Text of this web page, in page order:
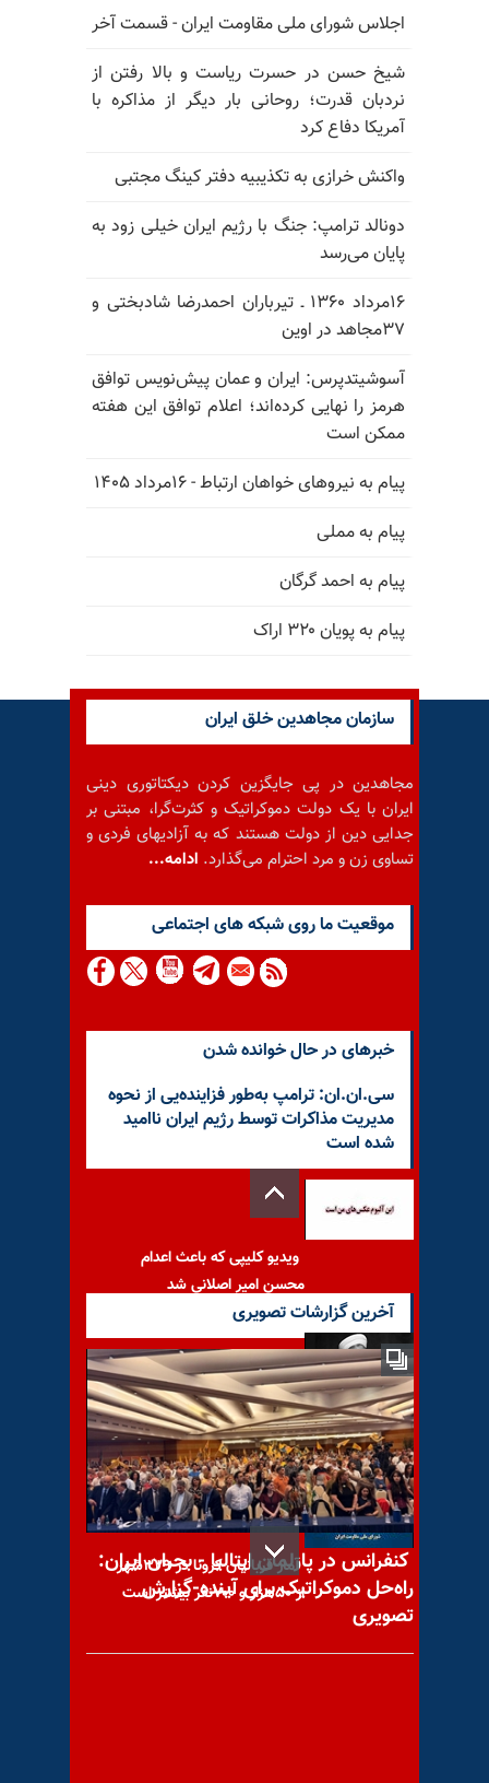
اجلاس شورای ملی مقاومت ایران - قسمت آخر
شیخ حسن در حسرت ریاست و بالا رفتن از
نردبان قدرت؛ روحانی بار دیگر از مذاکره با
آمریکا دفاع کرد
واکنش خرازی به تکذیبیه دفتر کینگ مجتبی
دونالد ترامپ: جنگ با رژیم ایران خیلی زود به
پایان می‌رسد
۱۶مرداد ۱۳۶۰ ـ تیرباران احمدرضا شادبختی و
۳۷مجاهد در اوین
آسوشیتدپرس: ایران و عمان پیش‌نویس توافق
هرمز را نهایی کرده‌اند؛ اعلام توافق این هفته
ممکن است
پیام به نیروهای خواهان ارتباط - ۱۶مرداد ۱۴۰۵
پیام به مملی
پیام به احمد گرگان
پیام به پویان ۳۲۰ اراک
سازمان مجاهدین خلق ایران
مجاهدین در پی جایگزین کردن دیکتاتوری دینی
ایران با یک دولت دموکراتیک و کثرت‌گرا، مبتنی بر
جدایی دین از دولت هستند که به آزادیهای فردی و
تساوی زن و مرد احترام می‌گذارد. ادامه...
موقعيت ما روى شبكه هاى اجتماعى
خبرهای در حال خوانده شدن
سی.ان.ان: ترامپ به‌طور فزاینده‌یی از نحوه
مدیریت مذاکرات توسط رژیم ایران ناامید
شده است
ویدیو کلیپی که باعث اعدام
محسن امیر اصلانی شد
شیخ حسن در حسرت ریاست و
بالا رفتن از نردبان قدرت؛ روحانی
آمار قربانیان کرونا در ۳۲۹شهر
از ۵۰هزار و ۷۰۰نفر بیشتر است
آخرین گزارشات تصویری
کنفرانس در پارلمان ایتالیا - بحران ایران:
راه‌حل دموکراتیک برای آینده-گزارش
تصویری